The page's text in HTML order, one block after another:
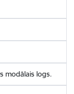
modālais logs.